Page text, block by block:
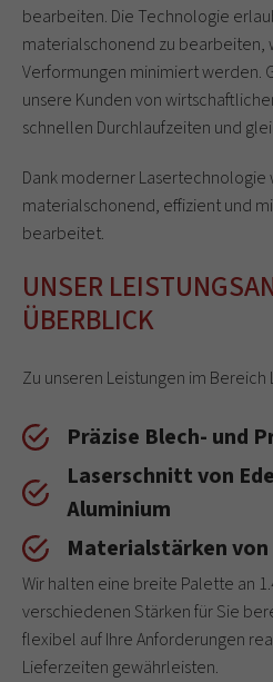
bearbeiten. Die Technologie
materialschonend zu bearbeiten,
Verformungen minimiert werden.
unsere Kunden von
schnellen Durchlaufzeiten und
Dank moderner Lasertechnologie
materialschonend, effizient und
bearbeitet.
UNSER
ÜBERBLICK
Zu unseren Leistungen im
Präzise Blech- und
Laserschnitt von
Aluminium
Materialstärken von
Wir halten eine breite Palette an
verschiedenen Stärken für Sie
flexibel auf Ihre Anforderungen
Lieferzeiten gewährleisten.